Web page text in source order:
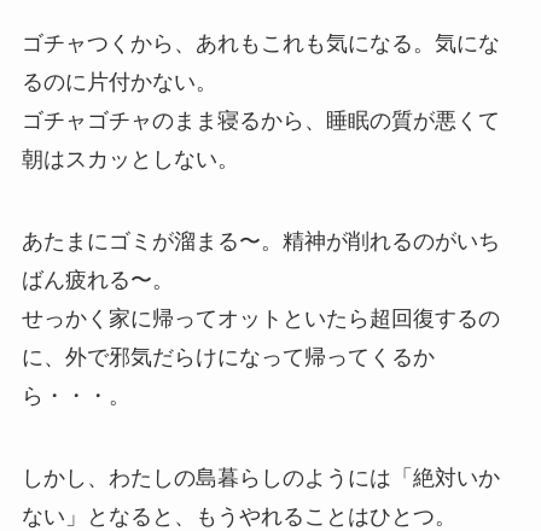
ゴチャつくから、あれもこれも気になる。気にな
るのに片付かない。
ゴチャゴチャのまま寝るから、睡眠の質が悪くて
朝はスカッとしない。
あたまにゴミが溜まる〜。精神が削れるのがいち
ばん疲れる〜。
せっかく家に帰ってオットといたら超回復するの
に、外で邪気だらけになって帰ってくるか
ら・・・。
しかし、わたしの島暮らしのようには「絶対いか
ない」となると、もうやれることはひとつ。